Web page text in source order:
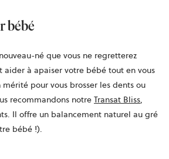
bébé
né que vous ne regretterez
aider à apaiser votre bébé tout en vous
pour vous brosser les dents ou
recommandons notre Transat Bliss,
Il offre un balancement naturel au gré
bébé !).